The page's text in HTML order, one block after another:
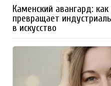
Каменский авангард:
превращает
в искусство